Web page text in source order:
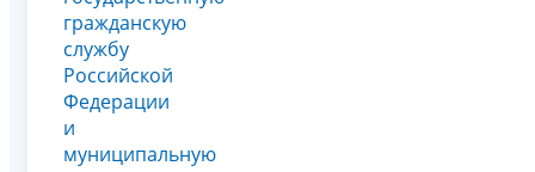
гражданскую
службу
Российской
Федерации
и
муниципальную